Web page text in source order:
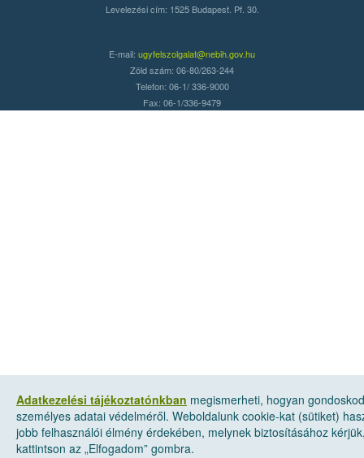
Adatkezelési tájékoztatónkban megismerheti, hogyan
személyes adatai védelméről. Weboldalunk cookie-kat (sütiket)
jobb felhasználói élmény érdekében, melynek biztosításához
kattintson az „Elfogadom” gombra.
Levelezési cím: 1525 Budapest. Pf. 30.
E-mail: ugyfelszolgalat@nebih.gov.hu
Zöld szám: 06-80/263-244
Telefon: 06-1/ 336-9000
Fax: 06-1/336-9479